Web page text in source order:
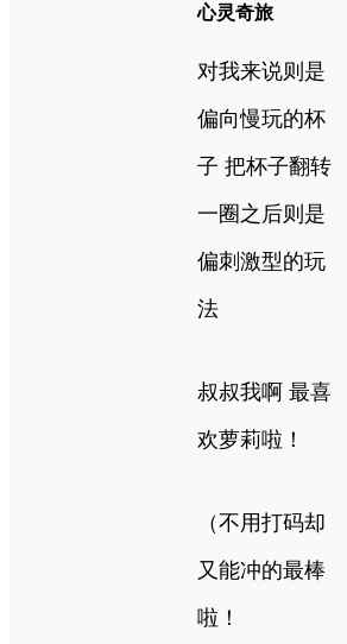
心灵奇旅
对我来说则是
偏向慢玩的杯
子 把杯子翻转
一圈之后则是
偏刺激型的玩
法
叔叔我啊 最喜
欢萝莉啦！
（不用打码却
又能冲的最棒
啦！